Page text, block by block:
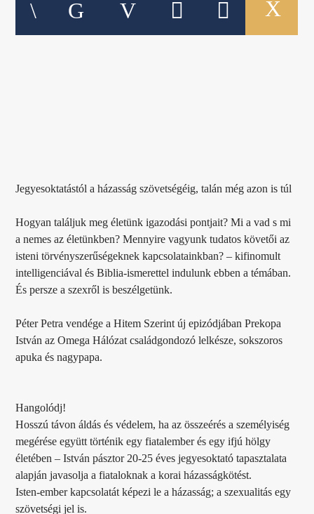
Jegyesoktatástól a házasság szövetségéig, talán még azon is túl
Hogyan találjuk meg életünk igazodási pontjait? Mi a vad s mi
a nemes az életünkben? Mennyire vagyunk tudatos követői az
isteni törvényszerűségeknek kapcsolatainkban? – kifinomult
intelligenciával és Biblia-ismerettel indulunk ebben a témában.
És persze a szexről is beszélgetünk.
Péter Petra vendége a Hitem Szerint új epizódjában Prekopa
István az Omega Hálózat családgondozó lelkésze, sokszoros
apuka és nagypapa.
Hangolódj!
Hosszú távon áldás és védelem, ha az összeérés a személyiség
megérése együtt történik egy fiatalember és egy ifjú hölgy
életében – István pásztor 20-25 éves jegyesoktató tapasztalata
alapján javasolja a fiataloknak a korai házasságkötést.
Isten-ember kapcsolatát képezi le a házasság; a szexualitás egy
szövetségi jel is.